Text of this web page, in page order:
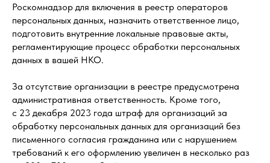
Роскомнадзор для включения в реестр операторов
персональных данных, назначить ответственное лицо,
подготовить внутренние локальные правовые акты,
регламентирующие процесс обработки персональных
данных в вашей НКО.
За отсутствие организации в реестре предусмотрена
административная ответственность. Кроме того,
с 23 декабря 2023 года штраф для организаций за
обработку персональных данных для организаций без
письменного согласия гражданина или с нарушением
требований к его оформлению увеличен в несколько раз